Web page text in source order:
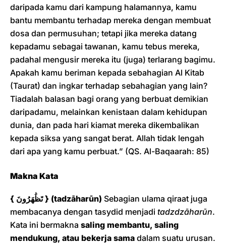
daripada kamu dari kampung halamannya, kamu
bantu membantu terhadap mereka dengan membuat
dosa dan permusuhan; tetapi jika mereka datang
kepadamu sebagai tawanan, kamu tebus mereka,
padahal mengusir mereka itu (juga) terlarang bagimu.
Apakah kamu beriman kepada sebahagian Al Kitab
(Taurat) dan ingkar terhadap sebahagian yang lain?
Tiadalah balasan bagi orang yang berbuat demikian
daripadamu, melainkan kenistaan dalam kehidupan
dunia, dan pada hari kiamat mereka dikembalikan
kepada siksa yang sangat berat. Allah tidak lengah
dari apa yang kamu perbuat.” (QS. Al-Baqaarah: 85)
Makna Kata
{ تَظَٰهَرُونَ } (tadzāharūn) Sebagian ulama qiraat juga
membacanya dengan tasydid menjadi tadzdzāharūn.
Kata ini bermakna saling membantu, saling
mendukung, atau bekerja sama dalam suatu urusan.